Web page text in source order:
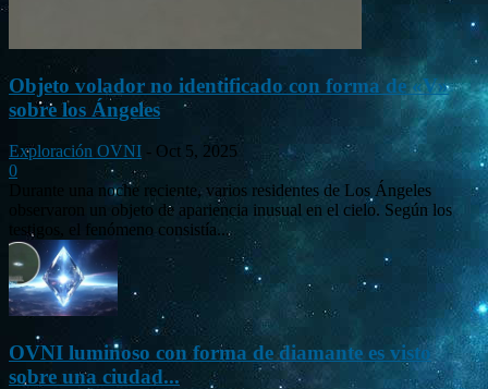
Objeto volador no identificado con forma de «V»
sobre los Ángeles
Exploración OVNI - Oct 5, 2025
0
Durante una noche reciente, varios residentes de Los Ángeles
observaron un objeto de apariencia inusual en el cielo. Según los
testigos, el fenómeno consistía...
OVNI luminoso con forma de diamante es visto
sobre una ciudad...